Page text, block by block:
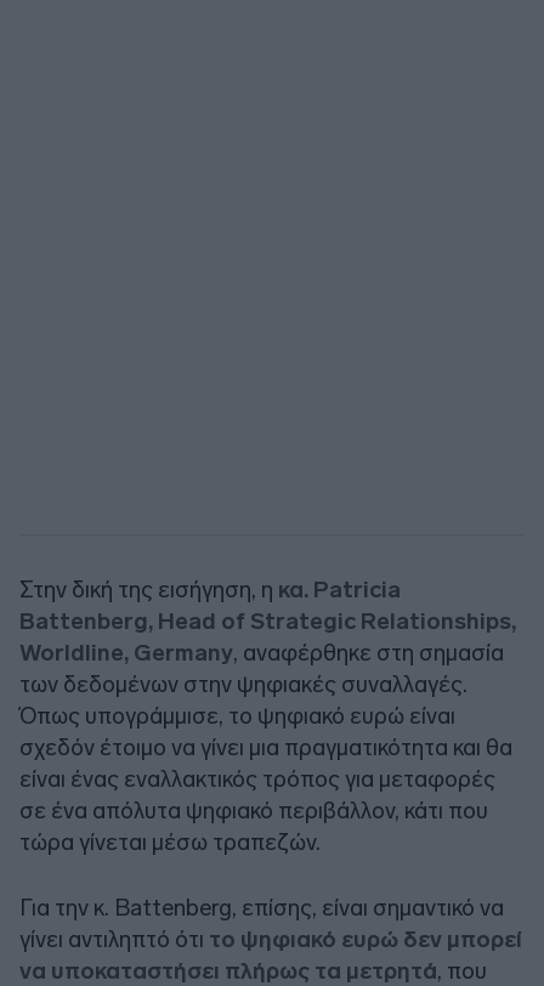
Στην δική της εισήγηση, η κα. Patricia
Battenberg, Head of Strategic Relationships,
Worldline, Germany, αναφέρθηκε στη σημασία
των δεδομένων στην ψηφιακές συναλλαγές.
Όπως υπογράμμισε, το ψηφιακό ευρώ είναι
σχεδόν έτοιμο να γίνει μια πραγματικότητα και θα
είναι ένας εναλλακτικός τρόπος για μεταφορές
σε ένα απόλυτα ψηφιακό περιβάλλον, κάτι που
τώρα γίνεται μέσω τραπεζών.
Για την κ. Battenberg, επίσης, είναι σημαντικό να
γίνει αντιληπτό ότι το ψηφιακό ευρώ δεν μπορεί
να υποκαταστήσει πλήρως τα μετρητά, που